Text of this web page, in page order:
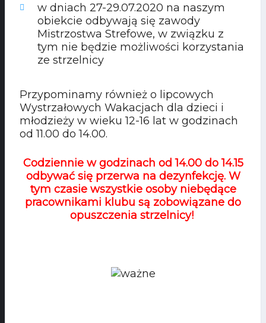
w dniach 27-29.07.2020 na naszym
obiekcie odbywają się zawody
Mistrzostwa Strefowe, w związku z
tym nie będzie możliwości korzystania
ze strzelnicy
Przypominamy również o lipcowych
Wystrzałowych Wakacjach dla dzieci i
młodzieży w wieku 12-16 lat w godzinach
od 11.00 do 14.00.
Codziennie w godzinach od 14.00 do 14.15
odbywać się przerwa na dezynfekcję. W
tym czasie wszystkie osoby niebędące
pracownikami klubu są zobowiązane do
opuszczenia strzelnicy!